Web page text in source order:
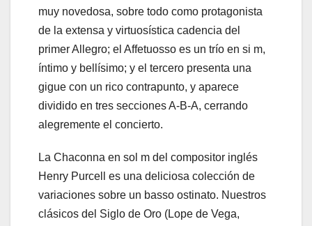
muy novedosa, sobre todo como protagonista
de la extensa y virtuosística cadencia del
primer Allegro; el Affetuosso es un trío en si m,
íntimo y bellísimo; y el tercero presenta una
gigue con un rico contrapunto, y aparece
dividido en tres secciones A-B-A, cerrando
alegremente el concierto.
La Chaconna en sol m del compositor inglés
Henry Purcell es una deliciosa colección de
variaciones sobre un basso ostinato. Nuestros
clásicos del Siglo de Oro (Lope de Vega,